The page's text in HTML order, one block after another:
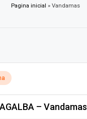
Pagina inicial » Vandamas
– Vandamas